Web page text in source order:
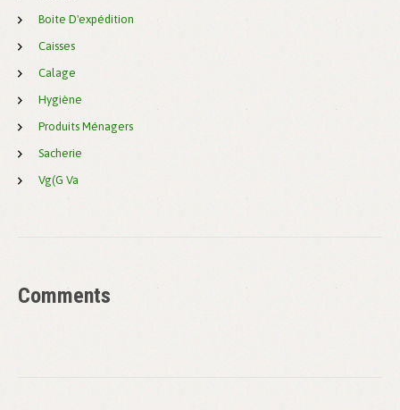
Boite D'expédition
Caisses
Calage
Hygiène
Produits Ménagers
Sacherie
Vg(g Va
Comments